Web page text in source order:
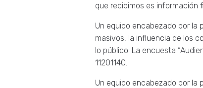
que recibimos es información
Un equipo encabezado por la
masivos, la influencia de los
lo público. La encuesta
11201140.
Un equipo encabezado por la